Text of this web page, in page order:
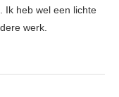
Ik heb wel een lichte
werk.